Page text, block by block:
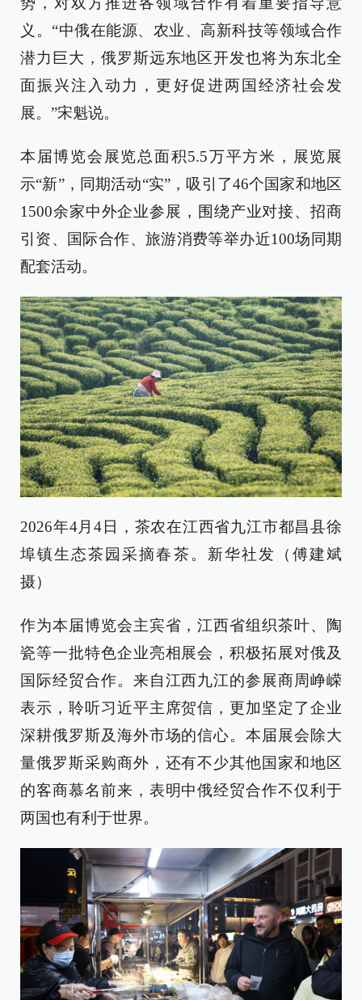
义。“中俄在能源、农业、高新科技等领域合作
潜力巨大，俄罗斯远东地区开发也将为东北全
面振兴注入动力，更好促进两国经济社会发
展。”宋魁说。
本届博览会展览总面积5.5万平方米，展览展
示“新”，同期活动“实”，吸引了46个国家和地区
1500余家中外企业参展，围绕产业对接、招商
引资、国际合作、旅游消费等举办近100场同期
配套活动。
2026年4月4日，茶农在江西省九江市都昌县徐
埠镇生态茶园采摘春茶。新华社发（傅建斌
摄）
作为本届博览会主宾省，江西省组织茶叶、陶
瓷等一批特色企业亮相展会，积极拓展对俄及
国际经贸合作。来自江西九江的参展商周峥嵘
表示，聆听习近平主席贺信，更加坚定了企业
深耕俄罗斯及海外市场的信心。本届展会除大
量俄罗斯采购商外，还有不少其他国家和地区
的客商慕名前来，表明中俄经贸合作不仅利于
两国也有利于世界。